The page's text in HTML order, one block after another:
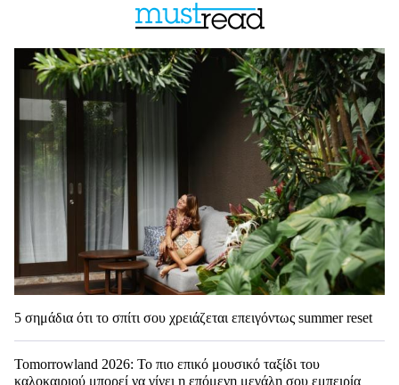
5 σημάδια ότι το σπίτι σου χρειάζεται επειγόντως summer reset
Tomorrowland 2026: Το πιο επικό μουσικό ταξίδι του
καλοκαιριού μπορεί να γίνει η επόμενη μεγάλη σου εμπειρία